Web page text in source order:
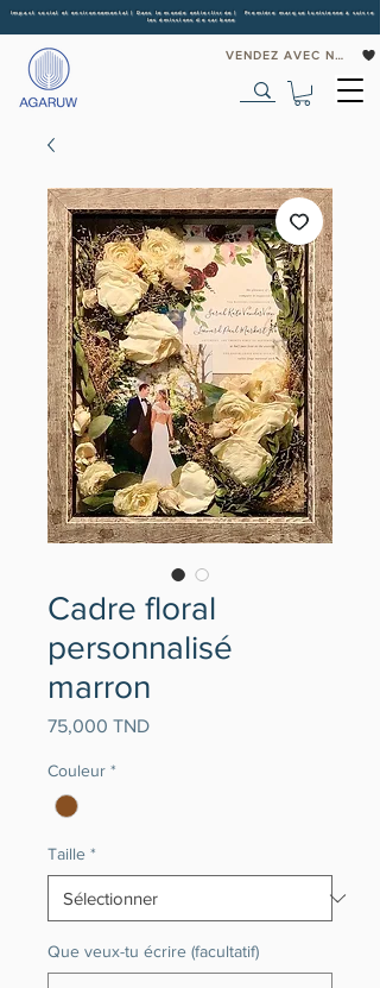
VENDEZ AVEC NOUS
Impact social et environnemental | Dans le monde entierlivrée | Première marque tunisienne à suivre
les émissions de carbone
Cadre floral
personnalisé
marron
75,000 TNDPrix
Couleur *
Taille *
Que veux-tu écrire (facultatif)